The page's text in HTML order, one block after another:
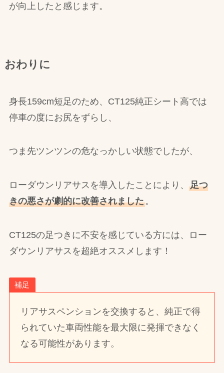
が向上したと感じます。
おわりに
身長159cm短足のため、CT125純正シート高では
停車の度にお尻をずらし、
つま先ツンツンの危なっかしい状態でしたが、
ローダウンリアサスを導入したことにより、 足つ
きの悪さが劇的に改善されました。
CT125の足つきに不安を感じている方には、ロー
ダウンリアサスを超絶オススメします！
補足
リアサスペンションを交換すると、純正で得
られていた車両性能を最大限に発揮できなく
なる可能性があります。